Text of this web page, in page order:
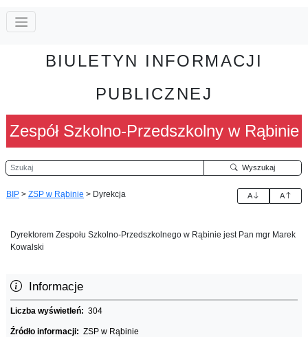
BIULETYN INFORMACJI
PUBLICZNEJ
Zespół Szkolno-Przedszkolny w Rąbinie
Szukaj Wyszukaj
BIP > ZSP w Rąbinie > Dyrekcja A A
Dyrektorem Zespołu Szkolno-Przedszkolnego w Rąbinie jest Pan mgr Marek
Kowalski
Informacje
Liczba wyświetleń: 304
Źródło informacji: ZSP w Rąbinie